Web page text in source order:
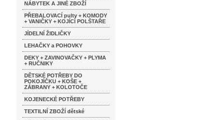
NÁBYTEK A JINÉ ZBOŽÍ
PŘEBALOVACÍ pulty + KOMODY
+ VANIČKY + KOJÍCÍ POLŠTAŘE
JÍDELNÍ ŽIDLIČKY
LEHAČKY a POHOVKY
DEKY + ZAVINOVAČKY + PLYMA
+ RUČNIKY
DĚTSKÉ POTŘEBY DO
POKOJÍČKU + KOŠE +
ZÁBRANY + KOLOTOČE
KOJENECKÉ POTŘEBY
TEXTILNÍ ZBOŽÍ dětské